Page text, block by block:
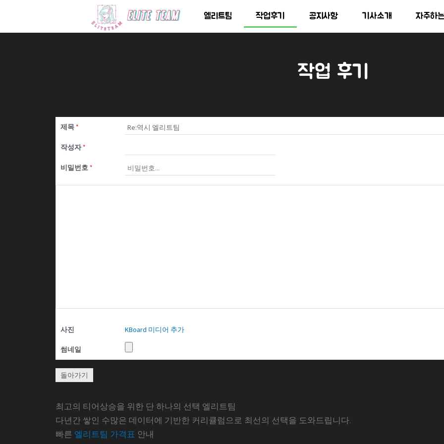
츠
엘리트팀 작업후기 공지사항 기사소개 자주하
작업 후기
제목*
작성자*
비밀번호*
사진 KBoard 미디어 추가
썸네일
돌아가기
최고의 티어상승을 위한 단 하나의 선택 엘리트팀
다년간 쌓인 수많은 데이터에 기반한 커리큘럼으로 최선의 선택을 도와드립니다.
빠른 엘리트팀 가격표 안내